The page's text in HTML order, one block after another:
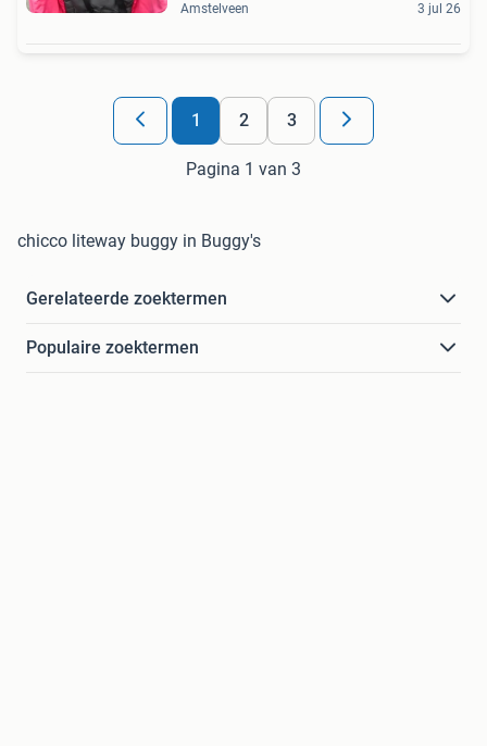
Amstelveen 3 jul 26
1 2 3
Pagina 1 van 3
chicco liteway buggy in Buggy's
Gerelateerde zoektermen
Populaire zoektermen